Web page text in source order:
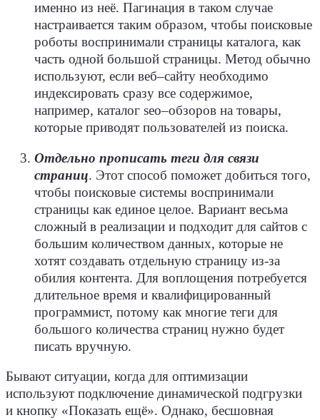
именно из неё. Пагинация в таком случае
настраивается таким образом, чтобы поисковые
роботы воспринимали страницы каталога, как
часть одной большой страницы. Метод обычно
используют, если веб–сайту необходимо
индексировать сразу все содержимое,
например, каталог seo–обзоров на товары,
которые приводят пользователей из поиска.
Отдельно прописать теги для связи
страниц. Этот способ поможет добиться того,
чтобы поисковые системы воспринимали
страницы как единое целое. Вариант весьма
сложный в реализации и подходит для сайтов с
большим количеством данных, которые не
хотят создавать отдельную страницу из-за
обилия контента. Для воплощения потребуется
длительное время и квалифицированный
программист, потому как многие теги для
большого количества страниц нужно будет
писать вручную.
Бывают ситуации, когда для оптимизации
используют подключение динамической подгрузки
и кнопку «Показать ещё». Однако, бесшовная